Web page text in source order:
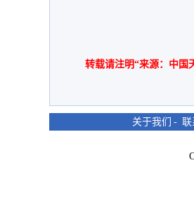
转载请注明“来源：中国
关于我们 - 联